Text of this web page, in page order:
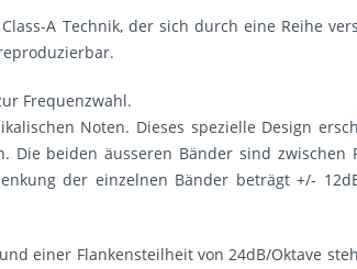
A Technik, der sich durch eine Reihe
Frequenzwahl.
Noten. Dieses spezielle Design
beiden äusseren Bänder sind
der einzelnen Bänder beträgt +/-
einer Flankensteilheit von 24dB/Oktave